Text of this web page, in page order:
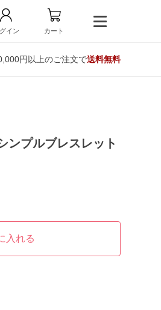
イン カート
円以上のご注文で送料無料
ンプルブレスレット
入れる